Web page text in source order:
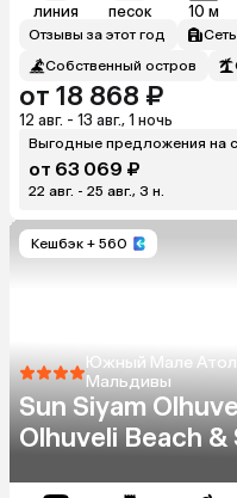
линия песок 10 м
Отзывы за этот год
Собственный остров
от 18 868 ₽
12 авг. - 13 авг., 1 ночь
Выгодные предложения на
от 63 069 ₽
22 авг. - 25 авг., 3 н.
Кешбэк + 560
Южный Мале
Мальдивы
Sun Siyam
Olhuveli Beach &